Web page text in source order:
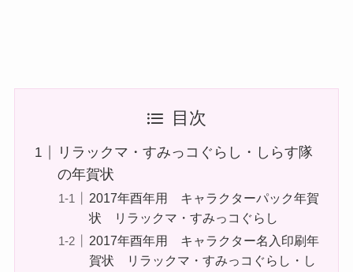
目次
リラックマ・すみっコぐらし・しらす隊
の年賀状
2017年酉年用 キャラクターパック年賀
状 リラックマ・すみっコぐらし
2017年酉年用 キャラクター名入印刷年
賀状 リラックマ・すみっコぐらし・し